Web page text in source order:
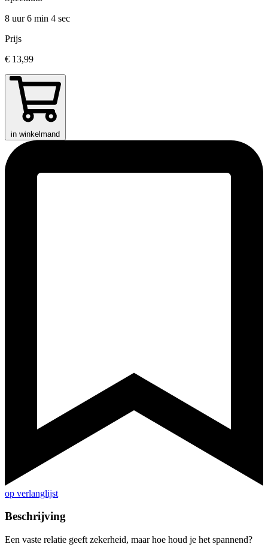
8 uur 6 min 4 sec
Prijs
€ 13,99
in winkelmand
op verlanglijst
Beschrijving
Een vaste relatie geeft zekerheid, maar hoe houd je het spannend?